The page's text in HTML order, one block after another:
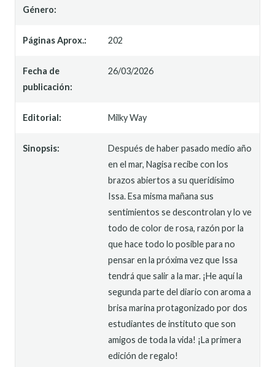
Género:
Páginas Aprox.: 202
Fecha de
publicación:
26/03/2026
Editorial: Milky Way
Sinopsis:
Después de haber pasado medio año
en el mar, Nagisa recibe con los
brazos abiertos a su queridísimo
Issa. Esa misma mañana sus
sentimientos se descontrolan y lo ve
todo de color de rosa, razón por la
que hace todo lo posible para no
pensar en la próxima vez que Issa
tendrá que salir a la mar. ¡He aquí la
segunda parte del diario con aroma a
brisa marina protagonizado por dos
estudiantes de instituto que son
amigos de toda la vida! ¡La primera
edición de regalo!